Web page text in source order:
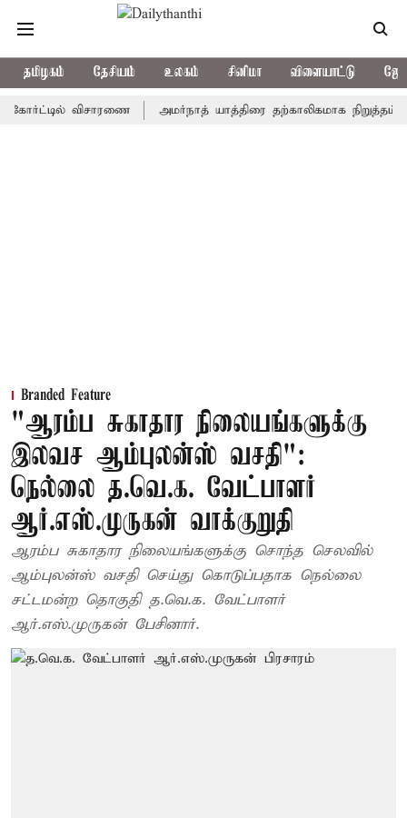
தமிழகம் தேசியம் உலகம் சினிமா விளையாட்டு
விசாரணை அமர்நாத் யாத்திரை தற்காலிகமாக நிறுத்தம்
Branded Feature
"ஆரம்ப சுகாதார நிலையங்களுக்கு
இலவச ஆம்புலன்ஸ் வசதி":
நெல்லை த.வெ.க. வேட்பாளர்
ஆர்.எஸ்.முருகன் வாக்குறுதி
ஆரம்ப சுகாதார நிலையங்களுக்கு சொந்த செலவில்
ஆம்புலன்ஸ் வசதி செய்து கொடுப்பதாக நெல்லை
சட்டமன்ற தொகுதி த.வெ.க. வேட்பாளர்
ஆர்.எஸ்.முருகன் பேசினார்.